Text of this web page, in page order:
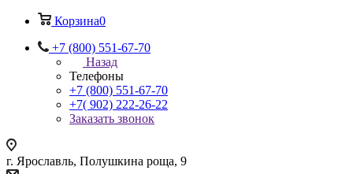
Корзина0
+7 (800) 551-67-70
Назад
Телефоны
+7 (800) 551-67-70
+7( 902) 222-26-22
Заказать звонок
г. Ярославль, Полушкина роща, 9